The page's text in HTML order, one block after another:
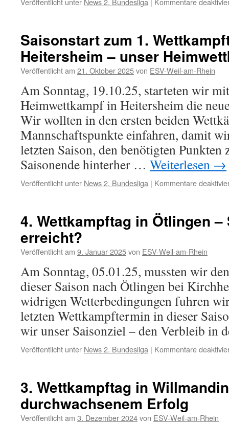
Saisonstart zum 1.
Heitersheim – unser
Veröffentlicht am 21. Oktober 2025von ESV-Weil-am-Rhein
Am Sonntag, 19.10.25, starteten wir
Heimwettkampf in Heitersheim die
Wir wollten in den ersten beiden
Mannschaftspunkte einfahren, damit
letzten Saison, den benötigten Punkten
Saisonende hinterher … Weiterlesen →
Veröffentlicht unter News 2. Bundesliga | Kommentare
4. Wettkampftag in Ötlingen
erreicht?
Veröffentlicht am 9. Januar 2025von ESV-Weil-am-Rhein
Am Sonntag, 05.01.25, mussten wir
dieser Saison nach Ötlingen bei
widrigen Wetterbedingungen fuhren
letzten Wettkampftermin in dieser
wir unser Saisonziel – den Verbleib
Veröffentlicht unter News 2. Bundesliga | Kommentare
3. Wettkampftag in
durchwachsenem Erfolg
Veröffentlicht am 3. Dezember 2024von ESV-Weil-am-Rhein